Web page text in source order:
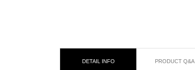
DETAIL INFO PRODUCT Q&A